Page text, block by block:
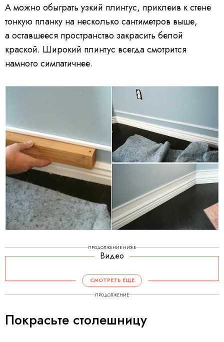
А можно обыграть узкий плинтус, приклеив к стене
тонкую планку на несколько сантиметров выше,
а оставшееся пространство закрасить белой
краской. Широкий плинтус всегда смотрится
намного симпатичнее.
ПРОДОЛЖЕНИЕ НИЖЕ
Видео
СМОТРЕТЬ ЕЩЕ
ПРОДОЛЖЕНИЕ
Покрасьте столешницу